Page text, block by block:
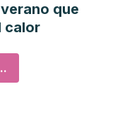
que
calor